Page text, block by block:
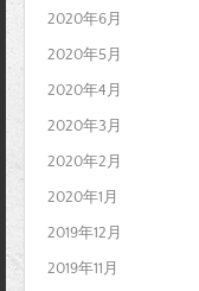
2020年6月
2020年5月
2020年4月
2020年3月
2020年2月
2020年1月
2019年12月
2019年11月